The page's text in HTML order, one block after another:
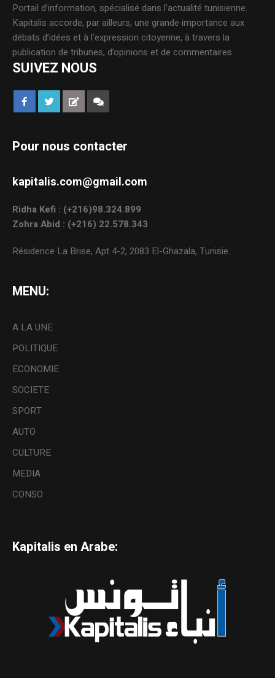
Portail d’information, spécialisé dans l’actualité tunisienne.
Kapitalis accorde, par ailleurs, une grande importance aux
débats d’idées et à l’expression citoyenne, à travers la
publication de tribunes, d’opinions et de commentaires.
SUIVEZ NOUS
Pour nous contacter
kapitalis.com@gmail.com
Ridha Kefi : (+216)98.324.899
Zohra Abid : (+216) 22.578.343
Résidence La Brise, Apt 4-2, 2083 El-Ghazala, Tunisie.
MENU:
A LA UNE
POLITIQUE
ECONOMIE
SOCIETE
SPORT
AUTO
CULTURE
MEDIA
CONSO
Kapitalis en Arabe: